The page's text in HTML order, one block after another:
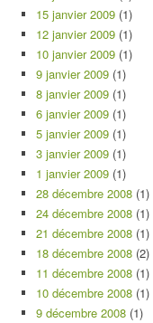
15 janvier 2009 (1)
12 janvier 2009 (1)
10 janvier 2009 (1)
9 janvier 2009 (1)
8 janvier 2009 (1)
6 janvier 2009 (1)
5 janvier 2009 (1)
3 janvier 2009 (1)
1 janvier 2009 (1)
28 décembre 2008 (1)
24 décembre 2008 (1)
21 décembre 2008 (1)
18 décembre 2008 (2)
11 décembre 2008 (1)
10 décembre 2008 (1)
9 décembre 2008 (1)